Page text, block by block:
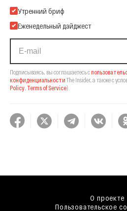
Подпишитесь на нашу Email-
Утренний бриф
Еженедельный дайджест
Подписываясь, вы соглашаетесь с
конфиденциальности The Insider, а также с
Policy, Terms of Service).
О проекте
Пользовательское